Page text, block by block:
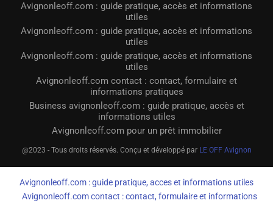
Avignonleoff.com : guide pratique, accès et informations
utiles
Avignonleoff.com : guide pratique, accès et informations
utiles
Avignonleoff.com : guide pratique, accès et informations
utiles
Avignonleoff.com contact : contact, formulaire et
informations pratiques
Business avignonleoff.com : guide pratique, accès et
informations utiles
Avignonleoff.com pour un prêt immobilier
@2023 - Tous droits réservés. Conçu et développé par LE OFF Avignon
Avignonleoff.com : guide pratique, acces et informations utiles
Avignonleoff.com contact : contact, formulaire et informations